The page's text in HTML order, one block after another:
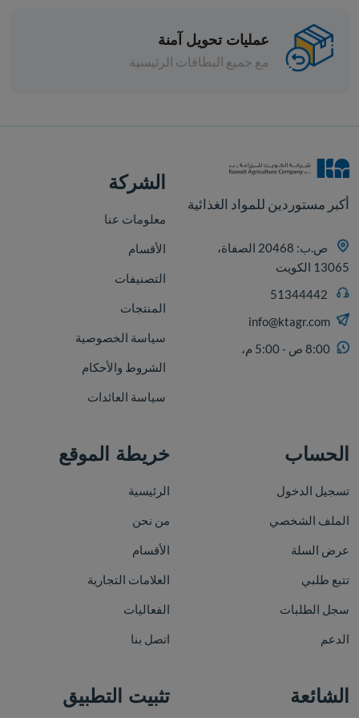
عمليات تحويل آمنة
مع جميع البطاقات الرئيسية
أكبر مستوردين للمواد الغذائية
ص.ب: 20468 الصفاة،
13065 الكويت
info@ktagr.com
8:00 ص - 5:00 م،
الشركة
معلومات عنا
الأقسام
التصنيفات
المنتجات
سياسة الخصوصية
الشروط والأحكام
سياسة العائدات
الحساب
تسجيل الدخول
الملف الشخصي
عرض السلة
تتبع طلبي
سجل الطلبات
الدعم
خريطة الموقع
الرئيسية
من نحن
الأقسام
العلامات التجارية
الفعاليات
اتصل بنا
الشائعة تثبيت التطبيق